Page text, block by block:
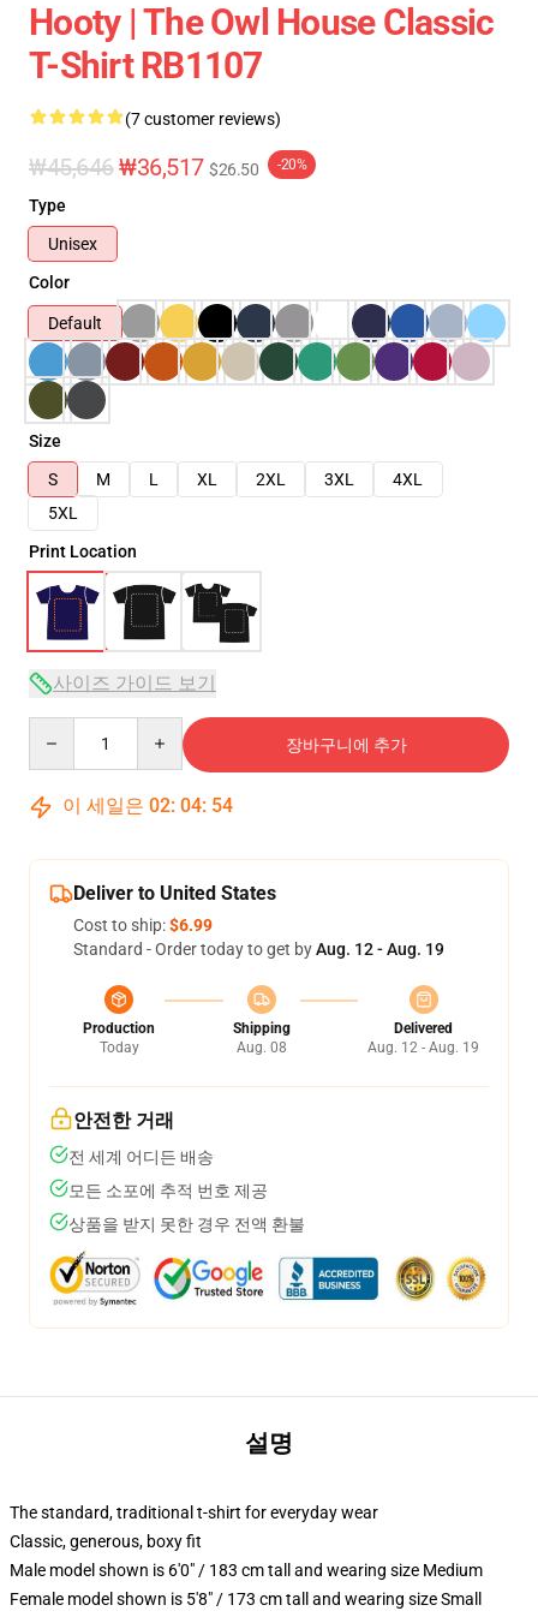
Hooty | The Owl House Classic
T-Shirt RB1107
(7 customer reviews)
₩45,646₩36,517 $26.50 -20%
Type
Unisex
Color
Default
Size
S
M L XL 2XL 3XL
4XL
5XL
Print Location
사이즈 가이드 보기
장바구니에 추가
이 세일은 02: 04: 54
Deliver to United States
Cost to ship:$6.99
Standard - Order today to get byAug. 12 - Aug. 19
Production
Today
Shipping
Aug. 08
Delivered
Aug. 12 - Aug. 19
안전한 거래
전 세계 어디든 배송
모든 소포에 추적 번호 제공
상품을 받지 못한 경우 전액 환불
설명
The standard, traditional t-shirt for everyday wear
Classic, generous, boxy fit
Male model shown is 6'0" / 183 cm tall and wearing size Medium
Female model shown is 5'8" / 173 cm tall and wearing size Small